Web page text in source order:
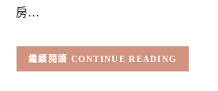
房…
CONTINUE READING